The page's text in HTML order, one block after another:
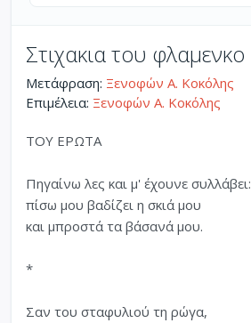
Στιχακια του φλαμενκο
Μετάφραση: Ξενοφών Α. Κοκόλης
Επιμέλεια: Ξενοφών Α. Κοκόλης
ΤΟΥ ΕΡΩΤΑ
Πηγαίνω λες και μ' έχουνε συλλάβει:
πίσω μου βαδίζει η σκιά μου
και μπροστά τα βάσανά μου.
*
Σαν του σταφυλιού τη ρώγα,